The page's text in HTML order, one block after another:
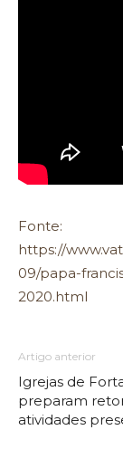
Fonte:
https://
09/papa-
2020.html
Artigo anterior
Igrejas de
preparam
atividades